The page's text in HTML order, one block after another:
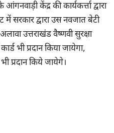
केंद्र की कार्यकर्त्ता द्वारा
सरकार द्वारा उस नवजात बेटी
उत्तराखंड वैष्णवी सुरक्षा
भी प्रदान किया जायेगा,
प्रदान किये जायेगे।